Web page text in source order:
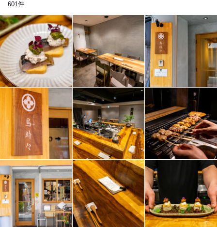
601件